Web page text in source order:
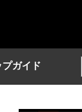
プガイド